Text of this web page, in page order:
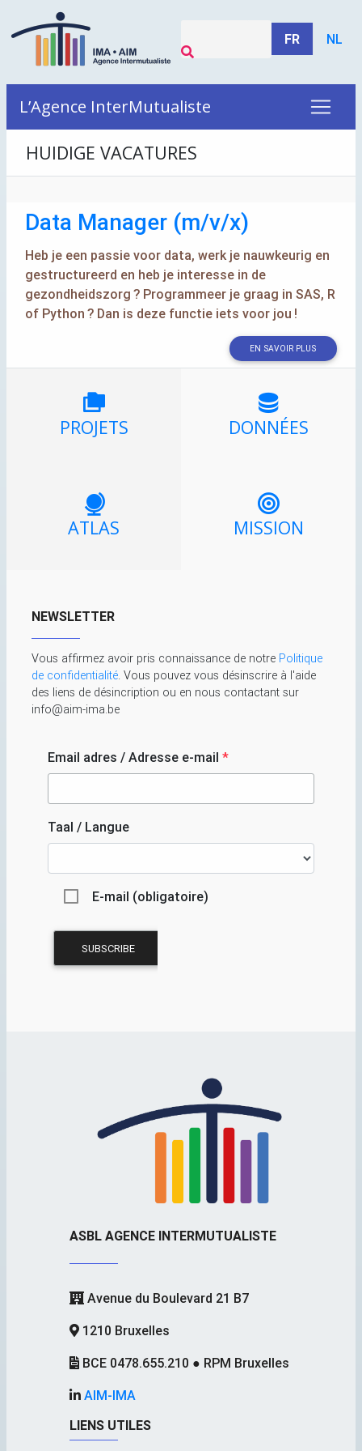
FR NL
L’Agence InterMutualiste
HUIDIGE VACATURES
Data Manager (m/v/x)
Heb je een passie voor data, werk je nauwkeurig en
gestructureerd en heb je interesse in de
gezondheidszorg ? Programmeer je graag in SAS, R
of Python ? Dan is deze functie iets voor jou !
EN SAVOIR PLUS
PROJETS DONNÉES
ATLAS MISSION
NEWSLETTER
Vous affirmez avoir pris connaissance de notre Politique
de confidentialité. Vous pouvez vous désinscrire à l'aide
des liens de désincription ou en nous contactant sur
info@aim-ima.be
Email adres / Adresse e-mail *
Taal / Langue
E-mail (obligatoire)
ASBL AGENCE INTERMUTUALISTE
Avenue du Boulevard 21 B7
1210 Bruxelles
BCE 0478.655.210 ● RPM Bruxelles
AIM-IMA
LIENS UTILES